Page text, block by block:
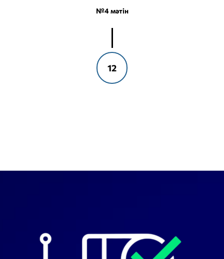
№4 мәтін
12